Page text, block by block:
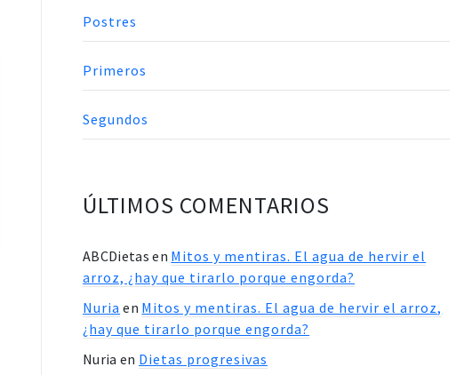
Postres
Primeros
Segundos
ÚLTIMOS COMENTARIOS
ABCDietas en Mitos y mentiras. El agua de hervir el
arroz, ¿hay que tirarlo porque engorda?
Nuria en Mitos y mentiras. El agua de hervir el arroz,
¿hay que tirarlo porque engorda?
Nuria en Dietas progresivas